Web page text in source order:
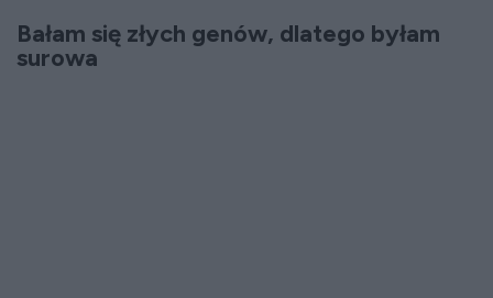
Bałam się złych genów, dlatego byłam
surowa